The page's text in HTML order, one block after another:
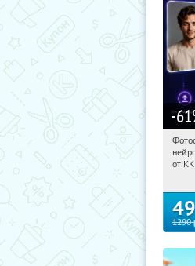
-61
от
1290